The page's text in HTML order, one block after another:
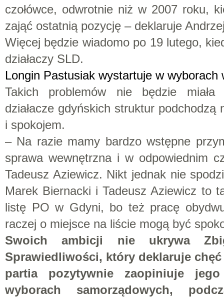
czołówce, odwrotnie niż w 2007 roku,
zająć ostatnią pozycję – deklaruje
Więcej będzie wiadomo po 19 lutego,
działaczy SLD.
Longin Pastusiak wystartuje w wyborach
Takich problemów nie będzie miała
działacze gdyńskich struktur
i spokojem.
– Na razie mamy bardzo wstępne
sprawa wewnętrzna i w odpowiednim
Tadeusz Aziewicz. Nikt jednak nie
Marek Biernacki i Tadeusz Aziewicz to
listę PO w Gdyni, bo też pracę
raczej o miejsce na liście mogą być
Swoich ambicji nie ukrywa
Sprawiedliwości, który deklaruje
partia pozytywnie zaopiniuje
wyborach samorządowych,